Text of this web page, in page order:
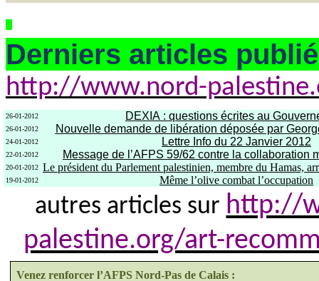
Derniers articles
http://www.nord-
26-01-2012 DEXIA : questions écrites au
26-01-2012 Nouvelle demande de libération déposée par
24-01-2012 Lettre Info du 22 Janvier 2012
22-01-2012 Message de l’AFPS 59/62 contre la collaboration
20-01-2012 Le président du Parlement palestinien, membre du Hamas,
19-01-2012 Même l’olive combat l’occupation
autres articles sur http://
palestine.org/art-
Venez renforcer l’AFPS Nord-Pas de Calais :